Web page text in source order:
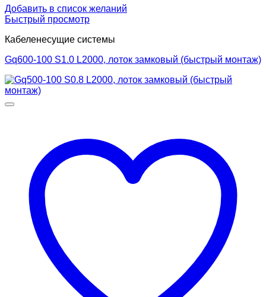
Добавить в список желаний
Быстрый просмотр
Кабеленесущие системы
Gq600-100 S1.0 L2000, лоток замковый (быстрый монтаж)